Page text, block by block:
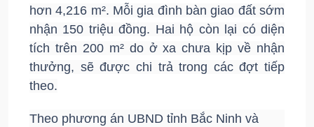
hơn 4,216 m². Mỗi gia đình bàn giao đất sớm
nhận 150 triệu đồng. Hai hộ còn lại có diện
tích trên 200 m² do ở xa chưa kịp về nhận
thưởng, sẽ được chi trả trong các đợt tiếp
theo.
Theo phương án UBND tỉnh Bắc Ninh và